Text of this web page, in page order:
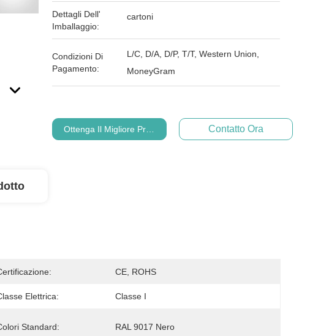
Dettagli Dell'
Imballaggio:
cartoni
Condizioni Di
Pagamento:
L/C, D/A, D/P, T/T, Western Union,
MoneyGram
Ottenga Il Migliore Prezzo Contatto Ora
CE, ROHS
Elettrica: Classe I
Standard: RAL 9017 Nero